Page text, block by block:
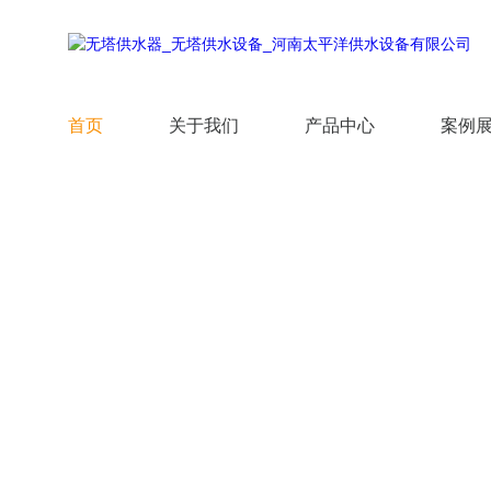
首页 关于我们 产品中心 案例